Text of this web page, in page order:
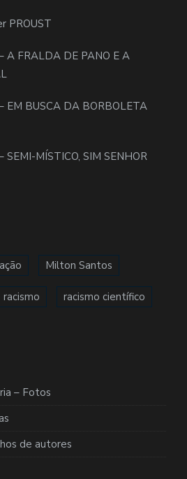
PROUST
A FRALDA DE PANO E A
BUSCA DA BORBOLETA
MÍSTICO, SIM SENHOR
Milton Santos
racismo racismo científico
– Fotos
de autores